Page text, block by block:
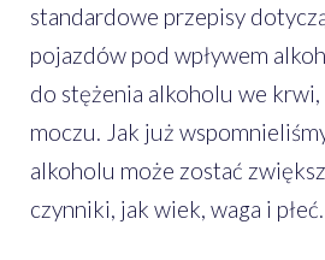
standardowe przepisy
pojazdów pod wpływem
do stężenia alkoholu we
moczu. Jak już
alkoholu może zostać
czynniki, jak wiek, waga i płeć.